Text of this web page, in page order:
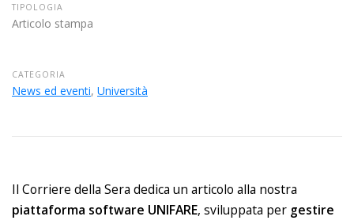
TIPOLOGIA
Articolo stampa
CATEGORIA
News ed eventi, Università
Il Corriere della Sera dedica un articolo alla nostra
piattaforma software UNIFARE, sviluppata per gestire